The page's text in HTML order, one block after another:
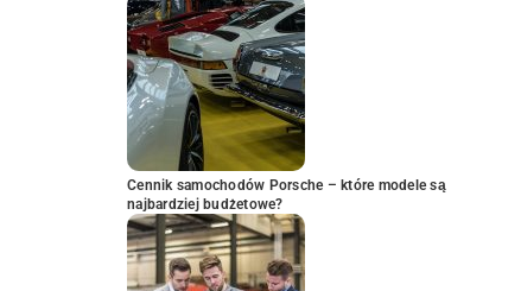
Cennik samochodów Porsche – które modele są
najbardziej budżetowe?